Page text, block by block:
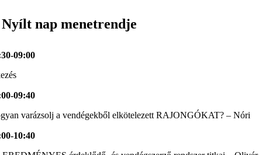
nap menetrendje
09:00
09:40
varázsolj a vendégekből elkötelezett RAJONGÓKAT? – Nóri
10:40